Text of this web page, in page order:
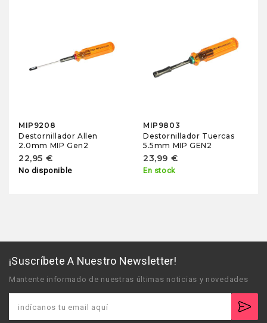
MIP9208
Destornillador Allen
2.0mm MIP Gen2
22,95 €
No disponible
MIP9803
Destornillador Tuercas
5.5mm MIP GEN2
23,99 €
En stock
¡Suscríbete A Nuestro Newsletter!
Mantente informado de nuestras últimas noticias y novedades